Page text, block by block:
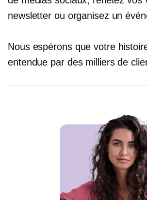
newsletter ou organisez un
Nous espérons que votre
entendue par des milliers de